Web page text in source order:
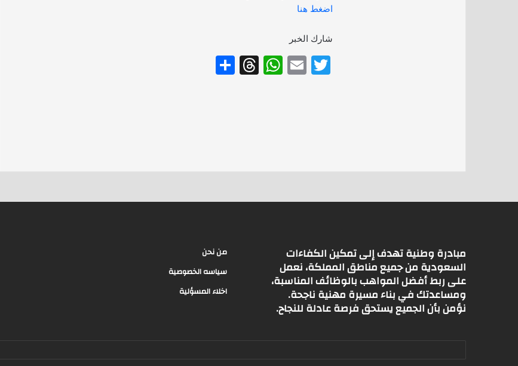
اضغط هنا
شارك الخبر
T
E
W
T
S
مبادرة وطنية تهدف إلى تمكين الكفاءات
السعودية من جميع مناطق المملكة، نعمل
على ربط أفضل المواهب بالوظائف المناسبة،
ومساعدتك في بناء مسيرة مهنية ناجحة.
نؤمن بأن الجميع يستحق فرصة عادلة للنجاح.
من نحن
سياسه الخصوصية
اخلاء المسؤلية